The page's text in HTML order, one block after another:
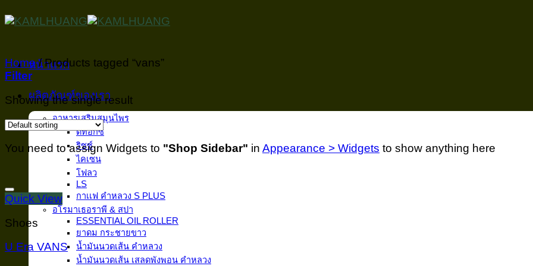
to
หน้าเเรก
ผลิตภัณฑ์ของเรา
อาหารเสริมสมุนไพร
ดีท็อกซ์
ริซซ์
ไคเซน
โฟลว
LS
กาเเฟ คำหลวง S PLUS
อโรมาเธอราพี & สปา
ESSENTIAL OIL ROLLER
ยาดม กระชายขาว
น้ำมันนวดเส้น คำหลวง
น้ำมันนวดเส้น เสลดพังพอน คำหลวง
Home /Products tagged “vans”
Filter
Showing the single result
You need to assign Widgets to "Shop Sidebar" in Appearance > Widgets to show anything here
Quick View
Shoes
U Era VANS